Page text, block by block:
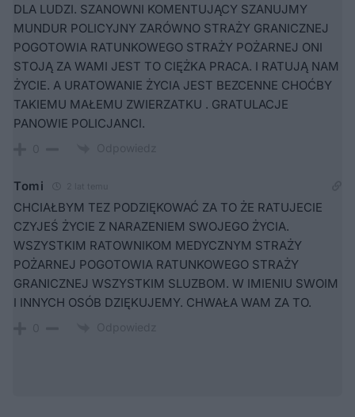
DLA LUDZI. SZANOWNI KOMENTUJĄCY SZANUJMY
MUNDUR POLICYJNY ZARÓWNO STRAŻY GRANICZNEJ
POGOTOWIA RATUNKOWEGO STRAŻY POŻARNEJ ONI
STOJĄ ZA WAMI JEST TO CIĘŻKA PRACA. I RATUJĄ NAM
ŻYCIE. A URATOWANIE ŻYCIA JEST BEZCENNE CHOĆBY
TAKIEMU MAŁEMU ZWIERZATKU . GRATULACJE
PANOWIE POLICJANCI.
Tomi
CHCIAŁBYM TEZ PODZIĘKOWAĆ ZA TO ŻE RATUJECIE
CZYJEŚ ŻYCIE Z NARAZENIEM SWOJEGO ŻYCIA.
WSZYSTKIM RATOWNIKOM MEDYCZNYM STRAŻY
POŻARNEJ POGOTOWIA RATUNKOWEGO STRAŻY
GRANICZNEJ WSZYSTKIM SLUZBOM. W IMIENIU SWOIM
I INNYCH OSÓB DZIĘKUJEMY. CHWAŁA WAM ZA TO.